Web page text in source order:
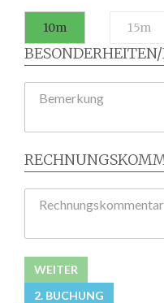
10m 15m
Bemerkung
Rechnungskommentar
WEITER
2. BUCHUNG